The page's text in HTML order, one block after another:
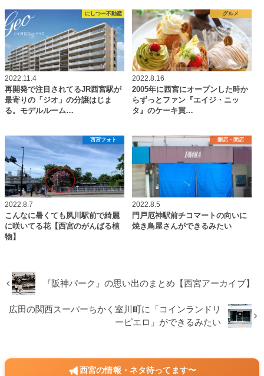
にしつー不動産
2022.11.4
再開発で注目されてるJR西宮駅が
最寄りの「ジオ」の分譲はじま
る。モデルルーム…
グルメ
2022.8.16
2005年に西宮にオープンした時か
らずっとファン『エイジ・ニッ
タ』のケーキ買…
西宮フォト
2022.8.7
こんなに暑くても夙川駅前で綺麗
に咲いてる花【西宮のがんばる植
物】
開店・閉店
2022.8.5
門戸厄神駅前チコマートの向いに
焼き鳥屋さんができるみたい
『阪神パーク』の思い出のまとめ【西宮アーカイブ】
広田の関西スーパーちかく室川町に「コインランドリ
ーピエロ」ができるみたい
西宮の情報・ネタ待ってます〜